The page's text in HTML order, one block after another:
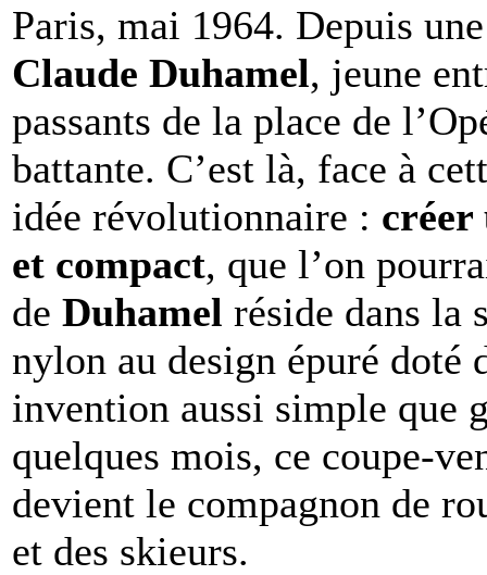
Paris, mai 1964. Depuis
Claude Duhamel, jeune
passants de la place de
battante. C’est là, face à
idée révolutionnaire : créer
et compact, que l’on
de Duhamel réside dans la
nylon au design épuré doté
invention aussi simple que
quelques mois, ce coupe-
devient le compagnon de
et des skieurs.